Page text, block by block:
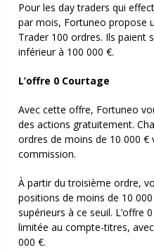
Pour les day traders qui
par mois, Fortuneo propose
Trader 100 ordres. Ils paient
inférieur à 100 000 €.
L’offre 0 Courtage
Avec cette offre, Fortuneo
des actions gratuitement.
ordres de moins de 10 000 €
commission.
À partir du troisième ordre,
positions de moins de 10
supérieurs à ce seuil. L’offre
limitée au compte-titres,
000 €.